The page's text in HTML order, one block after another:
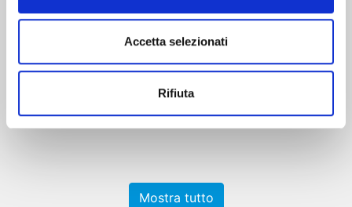
Accetta selezionati
Rifiuta
MAGIC KNIGHT RAYEARTH n. 3
CLAMP PREMIUM COLLECTION
25/08/2026
Mostra tutto